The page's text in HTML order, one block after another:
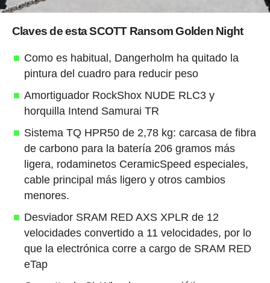
Claves de esta SCOTT Ransom Golden Night
Como es habitual, Dangerholm ha quitado la
pintura del cuadro para reducir peso
Amortiguador RockShox NUDE RLC3 y
horquilla Intend Samurai TR
Sistema TQ HPR50 de 2,78 kg: carcasa de fibra
de carbono para la batería 206 gramos más
ligera, rodaminetos CeramicSpeed especiales,
cable principal más ligero y otros cambios
menores.
Desviador SRAM RED AXS XPLR de 12
velocidades convertido a 11 velocidades, por lo
que la electrónica corre a cargo de SRAM RED
eTap